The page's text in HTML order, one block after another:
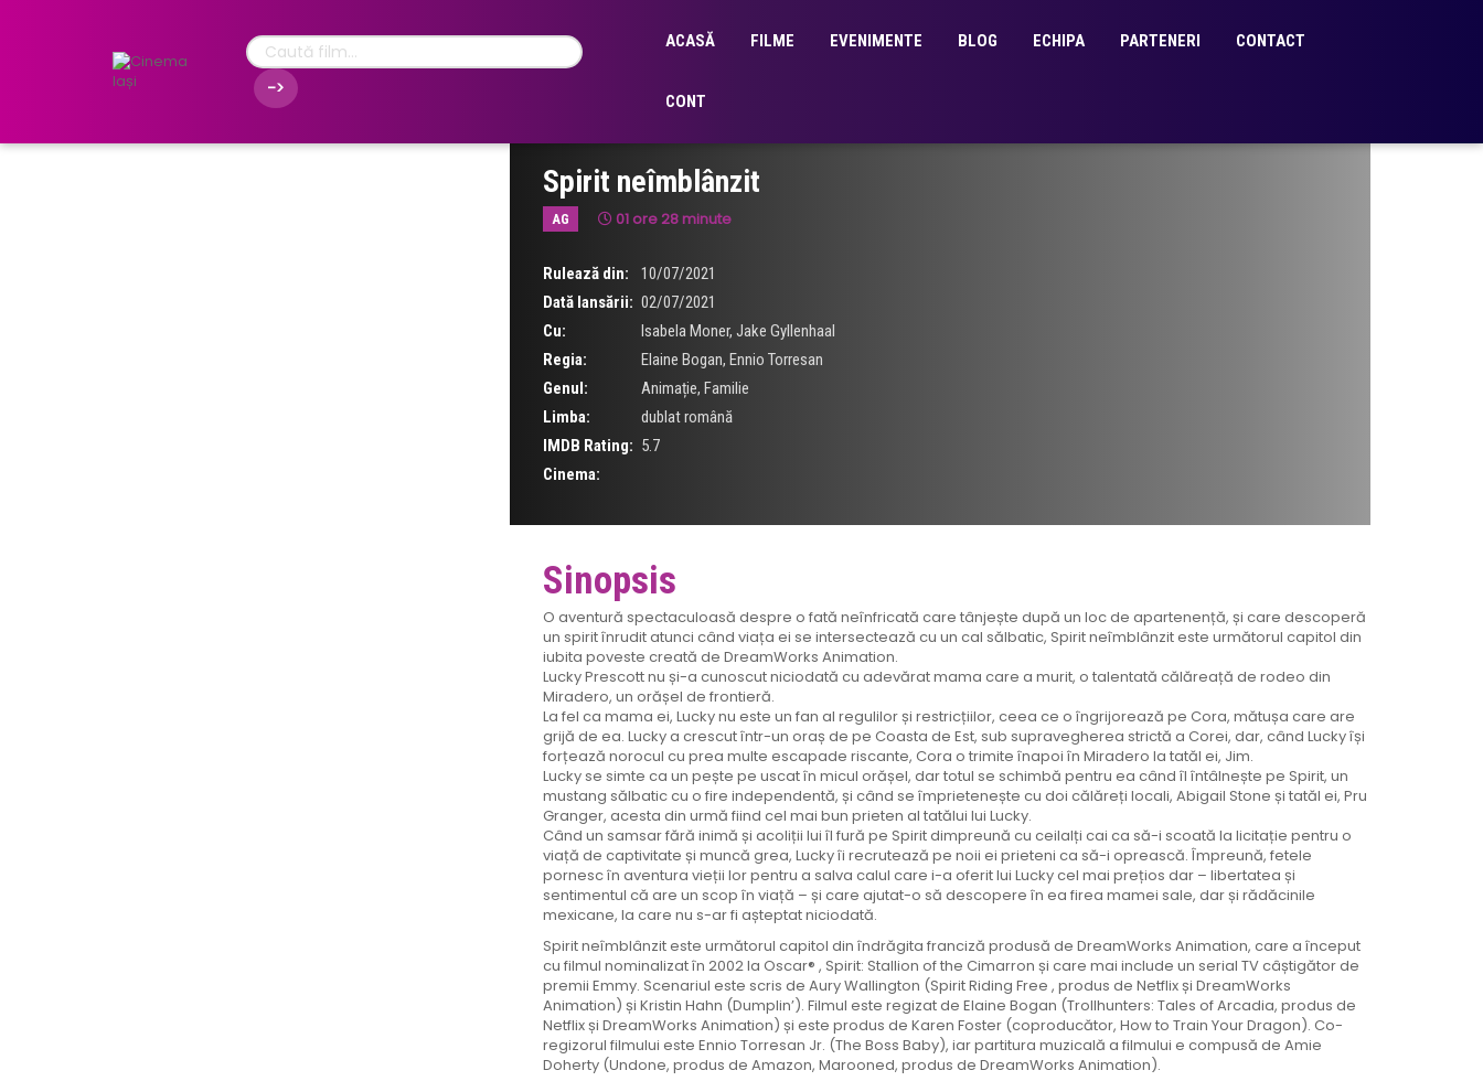
ACASĂ FILME EVENIMENTE BLOG ECHIPA PARTENERI CONTACT
CONT
Spirit neîmblânzit
AG 01 ore 28 minute
Rulează din:
10/07/2021
Dată lansării: 02/07/2021
Cu:
Isabela Moner, Jake Gyllenhaal
Regia:
Elaine Bogan, Ennio Torresan
Genul:
Animație, Familie
Limba:
dublat română
IMDB Rating: 5.7
Cinema:
Sinopsis
O aventură spectaculoasă despre o fată neînfricată care tânjește după un loc de apartenență, și care descoperă
un spirit înrudit atunci când viața ei se intersectează cu un cal sălbatic, Spirit neîmblânzit este următorul capitol din
iubita poveste creată de DreamWorks Animation.
Lucky Prescott nu și-a cunoscut niciodată cu adevărat mama care a murit, o talentată călăreață de rodeo din
Miradero, un orășel de frontieră.
La fel ca mama ei, Lucky nu este un fan al regulilor și restricțiilor, ceea ce o îngrijorează pe Cora, mătușa care are
grijă de ea. Lucky a crescut într-un oraș de pe Coasta de Est, sub supravegherea strictă a Corei, dar, când Lucky își
forțează norocul cu prea multe escapade riscante, Cora o trimite înapoi în Miradero la tatăl ei, Jim.
Lucky se simte ca un pește pe uscat în micul orășel, dar totul se schimbă pentru ea când îl întâlnește pe Spirit, un
mustang sălbatic cu o fire independentă, și când se împrietenește cu doi călăreți locali, Abigail Stone și tatăl ei, Pru
Granger, acesta din urmă fiind cel mai bun prieten al tatălui lui Lucky.
Când un samsar fără inimă și acoliții lui îl fură pe Spirit dimpreună cu ceilalți cai ca să-i scoată la licitație pentru o
viață de captivitate și muncă grea, Lucky îi recrutează pe noii ei prieteni ca să-i oprească. Împreună, fetele
pornesc în aventura vieții lor pentru a salva calul care i-a oferit lui Lucky cel mai prețios dar – libertatea și
sentimentul că are un scop în viață – și care ajutat-o să descopere în ea firea mamei sale, dar și rădăcinile
mexicane, la care nu s-ar fi așteptat niciodată.
Spirit neîmblânzit este următorul capitol din îndrăgita franciză produsă de DreamWorks Animation, care a început
cu filmul nominalizat în 2002 la Oscar® , Spirit: Stallion of the Cimarron și care mai include un serial TV câștigător de
premii Emmy. Scenariul este scris de Aury Wallington (Spirit Riding Free , produs de Netflix și DreamWorks
Animation) și Kristin Hahn (Dumplin’). Filmul este regizat de Elaine Bogan (Trollhunters: Tales of Arcadia, produs de
Netflix și DreamWorks Animation) și este produs de Karen Foster (coproducător, How to Train Your Dragon). Co-
regizorul filmului este Ennio Torresan Jr. (The Boss Baby), iar partitura muzicală a filmului e compusă de Amie
Doherty (Undone, produs de Amazon, Marooned, produs de DreamWorks Animation).